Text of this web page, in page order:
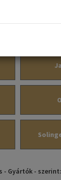
- Gyártók - szerint: